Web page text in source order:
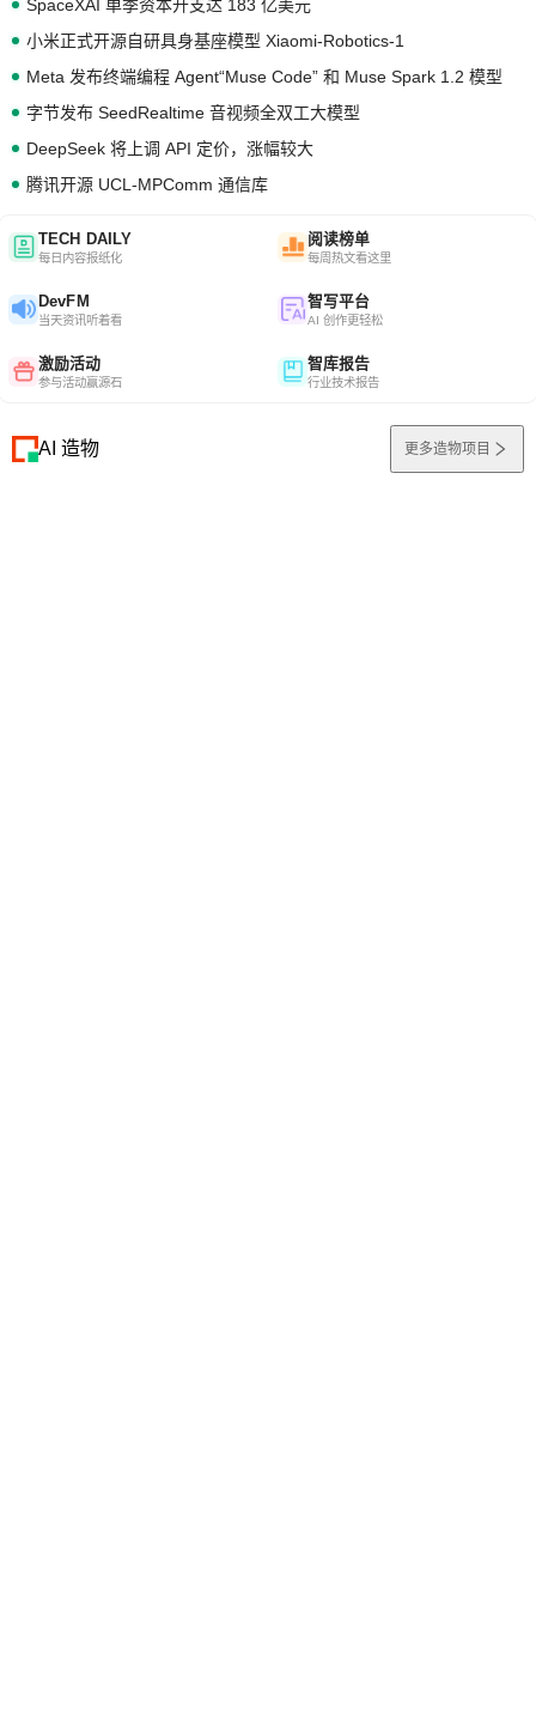
SpaceXAI 单季资本开支达 183 亿美元
小米正式开源自研具身基座模型 Xiaomi-Robotics-1
Meta 发布终端编程 Agent“Muse Code” 和 Muse Spark 1.2 模型
字节发布 SeedRealtime 音视频全双工大模型
DeepSeek 将上调 API 定价，涨幅较大
腾讯开源 UCL-MPComm 通信库
TECH DAILY
每日内容报纸化
阅读榜单
每周热文看这里
DevFM
当天资讯听着看
智写平台
AI 创作更轻松
激励活动
参与活动赢源石
智库报告
行业技术报告
AI 造物 更多造物项目